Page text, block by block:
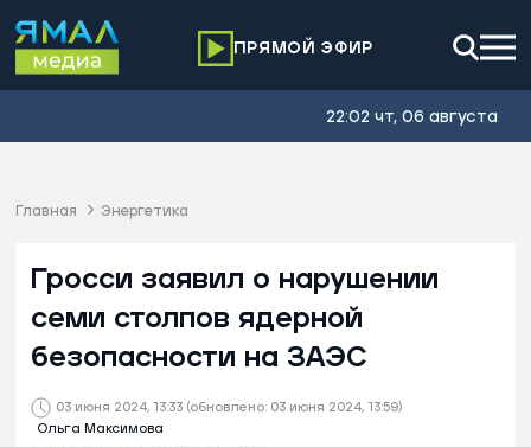
ПРЯМОЙ ЭФИР
22:02 чт, 06 августа
Главная Энергетика
03 июня 2024, 13:33 (обновлено: 03 июня 2024, 13:59)
Ольга Максимова
Гросси заявил о нарушении
семи столпов ядерной
безопасности на ЗАЭС